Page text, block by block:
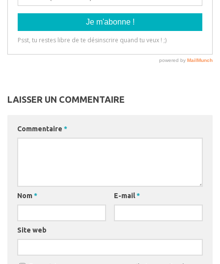
LAISSER UN COMMENTAIRE
Commentaire *
Nom * E-mail*
Site web